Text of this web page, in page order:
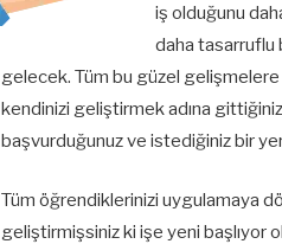
iş olduğunu
daha tasarruflu
gelecek. Tüm bu güzel gelişmelere
kendinizi geliştirmek adına
başvurduğunuz ve istediğiniz bir
Tüm öğrendiklerinizi uygulamaya
geliştirmişsiniz ki işe yeni başlıyor